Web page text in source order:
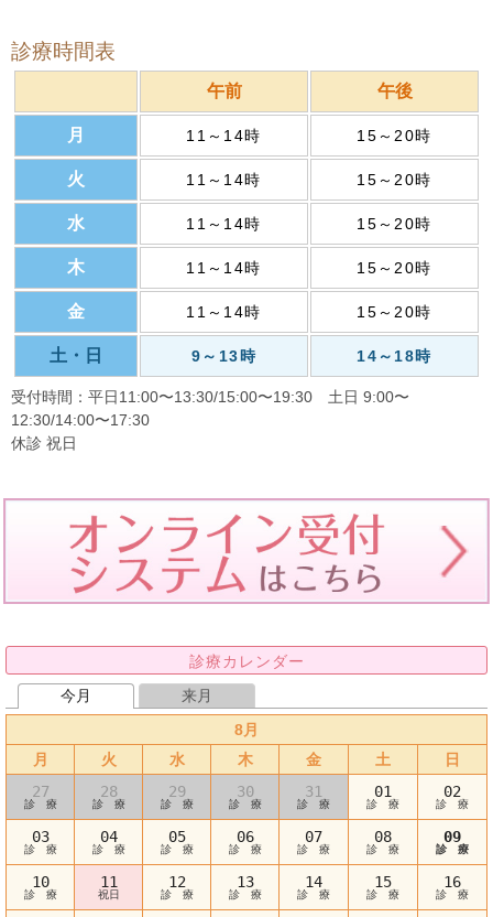
診療時間表
午前 午後
月 11～14時 15～20時
火 11～14時 15～20時
水 11～14時 15～20時
木 11～14時 15～20時
金 11～14時 15～20時
土・日 9～13時 14～18時
受付時間：平日11:00〜13:30/15:00〜19:30 土日 9:00〜
12:30/14:00〜17:30
休診 祝日
診療カレンダー
今月
来月
8月
月
火 水 木 金 土
日
27
診 療
28
診 療
29
診 療
30
診 療
31
診 療
01
診 療
02
診 療
03
診 療
04
診 療
05
診 療
06
診 療
07
診 療
08
診 療
09
診 療
10
診 療
11
祝日
12
診 療
13
診 療
14
診 療
15
診 療
16
診 療